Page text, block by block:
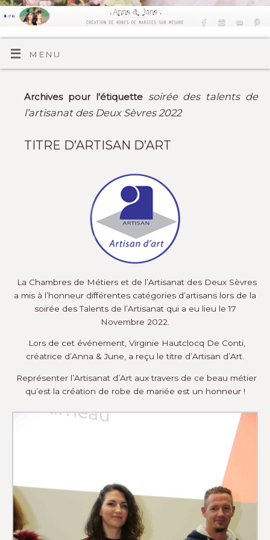
MENU
Archives pour l'étiquette soirée des talents de
l’artisanat des Deux Sèvres 2022
TITRE D’ARTISAN D’ART
La Chambres de Métiers et de l’Artisanat des Deux Sèvres
a mis à l’honneur différentes catégories d’artisans lors de la
soirée des Talents de l’Artisanat qui a eu lieu le 17
Novembre 2022.
Lors de cet événement, Virginie Hautclocq De Conti,
créatrice d’Anna & June, a reçu le titre d’Artisan d’Art.
Représenter l’Artisanat d’Art aux travers de ce beau métier
qu’est la création de robe de mariée est un honneur !